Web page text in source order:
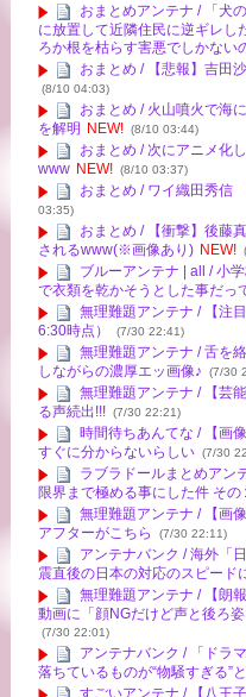
おまとめアンテナ / 「犬
に放置して近隣住民に逆ギレ
ろか根を枯らす害悪でしかない
おまとめ / 【悲報】吉田
(8/10 04:03)
おまとめ / 火山噴火で海
を解明
NEW! (8/10 03:44)
おまとめ / 次にアニメ化
www NEW! (8/10 03:37)
おまとめ / ワイ織田秀信
03:35)
おまとめ / 【衝撃】後藤
されるwww(※画像あり) NEW!
ブルーアンテナ | all / 小
で衣類を乾かそうとした事だっ
無理難題アンテナ / 【注
6:30時点）
(7/30 22:41)
無理難題アンテナ / 舌を
しながらの濃厚エッ画像♪
(7/30
無理難題アンテナ / 【芸
る声続出!!! (7/30 22:21)
時間待ちあんてな / 【画
すぐに分からないらしい (7/30
ラブラドールまとめアン
限界まで極める事にした件 その
無理難題アンテナ / 【画
アフターがこちら
(7/30 22:11)
アンテナバンク / 海外「
震直後の日本の対応のスピード
無理難題アンテナ / 【朗
動画に「顔NGだけど声と後ろ
(7/30 22:01)
アンテナバンク / 「ドラ
落ちているものが“物騒すぎる”